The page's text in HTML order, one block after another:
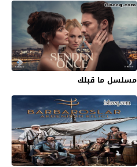
مسلسل ما قبلك